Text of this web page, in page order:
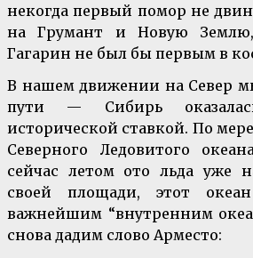
некогда первый помор не
на Грумант и Новую
Гагарин не был бы первым в
В нашем движении на Север
пути — Сибирь
исторической ставкой. По
Северного Ледовитого
сейчас летом ото льда уже
своей площади, этот
важнейшим “внутренним
снова дадим слово Арместо: